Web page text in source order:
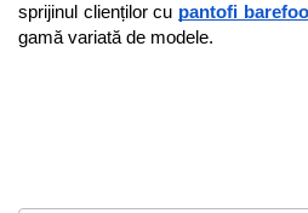
sprijinul clienților cu pantofi
gamă variată de modele.